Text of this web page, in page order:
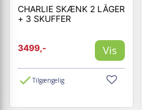
CHARLIE SKÆNK 2 LÅGER
+ 3 SKUFFER
3499,- Vis
Tilgængelig